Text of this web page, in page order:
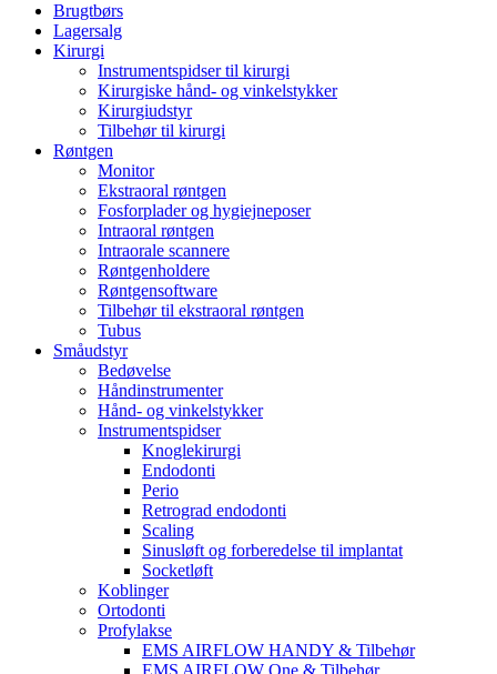
Brugtbørs
Lagersalg
Kirurgi
Instrumentspidser til kirurgi
Kirurgiske hånd- og vinkelstykker
Kirurgiudstyr
Tilbehør til kirurgi
Røntgen
Monitor
Ekstraoral røntgen
Fosforplader og hygiejneposer
Intraoral røntgen
Intraorale scannere
Røntgenholdere
Røntgensoftware
Tilbehør til ekstraoral røntgen
Tubus
Småudstyr
Bedøvelse
Håndinstrumenter
Hånd- og vinkelstykker
Instrumentspidser
Knoglekirurgi
Endodonti
Perio
Retrograd endodonti
Scaling
Sinusløft og forberedelse til implantat
Socketløft
Koblinger
Ortodonti
Profylakse
EMS AIRFLOW HANDY & Tilbehør